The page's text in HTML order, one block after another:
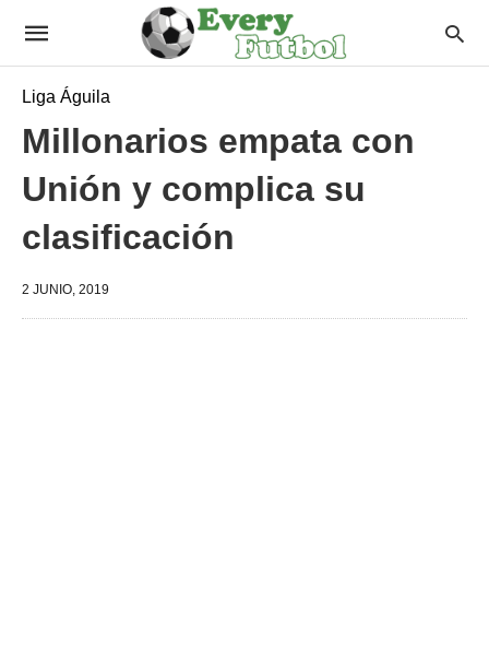
Liga Águila
Millonarios empata con
Unión y complica su
clasificación
2 JUNIO, 2019